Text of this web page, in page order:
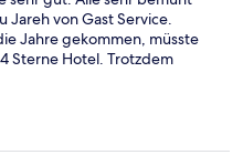
Jareh von Gast Service.
Jahre gekommen, müsste
Sterne Hotel. Trotzdem